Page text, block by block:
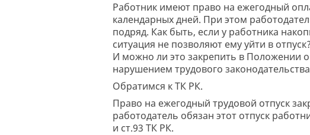
Работник имеют право на ежегодный
календарных дней. При этом
подряд. Как быть, если у работника
ситуация не позволяют ему уйти в
И можно ли это закрепить в Положении
нарушением трудового
Обратимся к ТК РК.
Право на ежегодный трудовой отпуск
работодатель обязан этот отпуск
и ст.93 ТК РК.